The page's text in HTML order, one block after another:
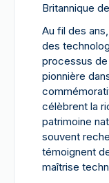
Britannique
Au fil des
des
processus
pionnière
célèbrent la
patrimoine
souvent
témoignent
maîtrise